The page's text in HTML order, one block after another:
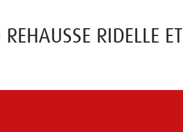
RIDELLE ET